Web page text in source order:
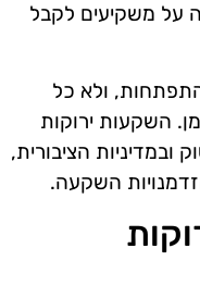
על משקיעים לקבל
ולא כל
השקעות ירוקות
ובמדיניות הציבורית,
השקעה.